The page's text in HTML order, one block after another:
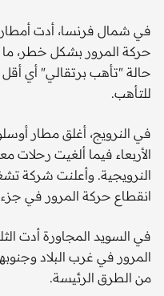
في شمال فرنسا، أدت أمطار
حالة "تأهب برتقالي" أي
للتأهب.
في النرويج، أغلق مطار
الأربعاء فيما ألغيت
انقطاع حركة المرور في
في السويد المجاورة أدت
المرور في غرب البلاد
من الطرق الرئيسة.